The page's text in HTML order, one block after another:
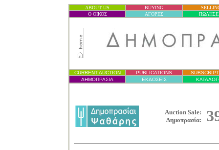
ABOUT US BUYING
Ο ΟΙΚΟΣ
ΑΓΟΡΕΣ
CURRENT AUCTION PUBLICATIONS
ΔΗΜΟΠΡΑΣΙΑ ΕΚΔΟΣΕΙΣ
Auction Sale:
Δημοπρασία: